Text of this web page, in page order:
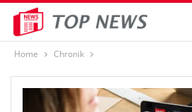
Home Chronik